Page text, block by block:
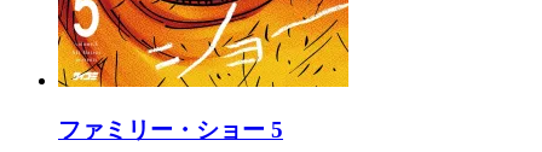
ファミリー・ショー 5